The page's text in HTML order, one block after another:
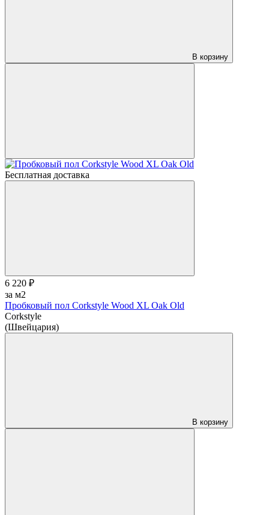
В корзину
Бесплатная доставка
6 220 ₽
за м2
Пробковый пол Corkstyle Wood XL Oak Old
Corkstyle
(Швейцария)
В корзину